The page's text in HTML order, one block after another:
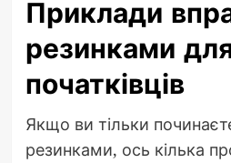
Приклади
резинками
початківців
Якщо ви тільки
резинками, ось кілька